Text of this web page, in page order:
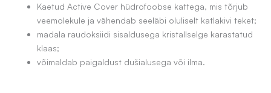
l
i
3
c
e
s
Kaetud Active Cover hüdrofoobse kattega, mis tõrjub
veemolekule ja vähendab seeläbi oluliselt katlakivi teket;
madala raudoksiidi sisaldusega kristallselge karastatud
klaas;
võimaldab paigaldust dušialusega või ilma.